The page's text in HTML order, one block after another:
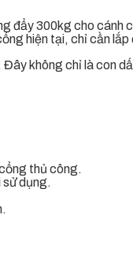
đẩy 300kg cho cánh
hiện tại, chỉ cần
không chỉ là con
thủ công.
sử dụng.